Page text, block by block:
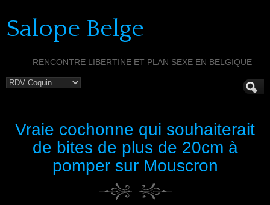
Salope Belge
RENCONTRE LIBERTINE ET PLAN SEXE EN BELGIQUE
Vraie cochonne qui souhaiterait
de bites de plus de 20cm à
pomper sur Mouscron